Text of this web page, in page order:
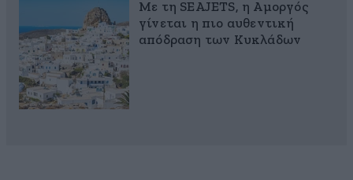
Με τη SEAJETS, η Αμοργός
γίνεται η πιο αυθεντική
απόδραση των Κυκλάδων